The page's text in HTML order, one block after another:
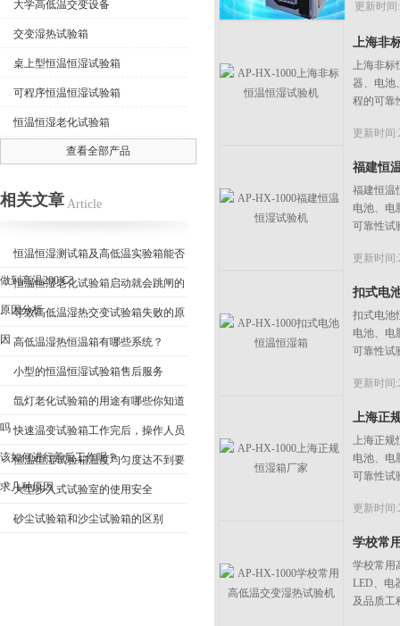
大学高低温交变设备
交变湿热试验箱
桌上型恒温恒湿试验箱
可程序恒温恒湿试验箱
恒温恒湿老化试验箱
查看全部产品
相关文章 Article
恒温恒湿测试箱及高低温实验箱能否
做到高温200℃?
恒温恒湿老化试验箱启动就会跳闸的
原因分析
导致高低温湿热交变试验箱失败的原
因 高低温湿热恒温箱有哪些系统？
小型的恒温恒湿试验箱售后服务
氙灯老化试验箱的用途有哪些你知道
吗 快速温变试验箱工作完后，操作人员
该如何进行善后工作呢？
恒温恒湿试验箱温度均匀度达不到要
求几种原因
大型步入式试验室的使用安全
砂尘试验箱和沙尘试验箱的区别
更新时间
上海非
上海非标
器、电池
程的可靠
更新时间
福建恒
福建恒温
电池、电
可靠性试
更新时间
扣式电
扣式电池
电池、电
可靠性试
更新时间
上海正
上海正规
电池、电
可靠性试
更新时间
学校常
学校常用
LED、电
及品质工